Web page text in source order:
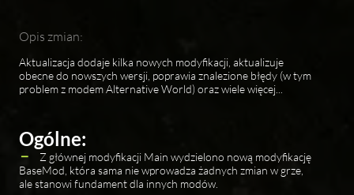
Opis zmian:
Aktualizacja dodaje kilka nowych modyfikacji, aktualizuje
obecne do nowszych wersji, poprawia znalezione błędy (w tym
problem z modem Alternative World) oraz wiele więcej...
Ogólne:
Z głównej modyfikacji Main wydzielono nową modyfikację
BaseMod, która sama nie wprowadza żadnych zmian w grze,
ale stanowi fundament dla innych modów.